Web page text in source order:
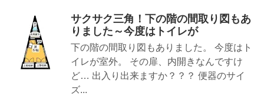
サクサク三角！下の階の間取り図もあ
りました～今度はトイレが
下の階の間取り図もありました。 今度はト
イレが室外。 その扉、内開きなんですけ
ど… 出入り出来ますか？？？ 便器のサイ
ズ...